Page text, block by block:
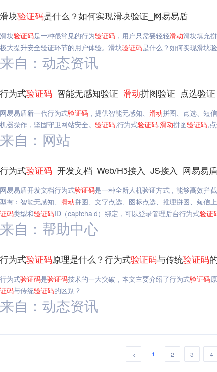
滑块验证码是什么？如何实现滑块验证_网易易盾
滑块验证码是一种很常见的行为验证码 ，用户只需要轻轻滑动滑块填充
极大提升安全验证环节的用户体验。滑块验证码是什么？如何实现滑块
来自：动态资讯
行为式验证码 _智能无感知验证_ 滑动拼图验证_点选验
网易易盾新一代行为式验证码 ，提供智能无感知、 滑动拼图、点选、短
机器操作，坚固守卫网站安全。 验证码,行为式验证码,滑动拼图验证码,
来自：网站
行为式验证码 _开发文档_Web/H5接入_JS接入_网易易盾
网易易盾开发文档行为式验证码是一种全新人机验证方式，能够高效拦
型有：智能无感知、 滑动拼图、文字点选、图标点选、推理拼图、短信
证码类型和验证码ID（captchaId）绑定，可以登录管理后台行为式验证
来自：帮助中心
行为式验证码原理是什么？行为式验证码与传统验证码
行为式验证码是验证码技术的一大突破，本文主要介绍了行为式验证码
证码与传统验证码的区别？
来自：动态资讯
< 1 2 3 4